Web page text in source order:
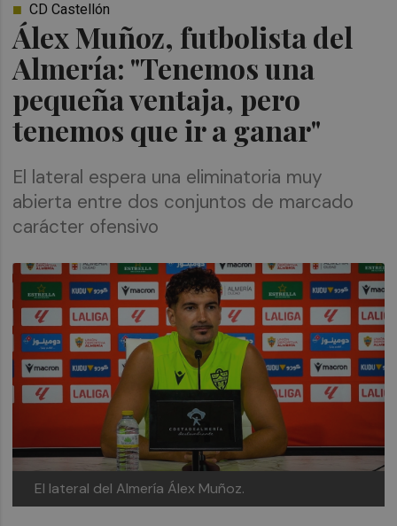
Álex Muñoz, futbolista del
Almería: "Tenemos una
pequeña ventaja, pero
tenemos que ir a ganar"
CD Castellón
El lateral espera una eliminatoria muy
abierta entre dos conjuntos de marcado
carácter ofensivo
El lateral del Almería Álex Muñoz.